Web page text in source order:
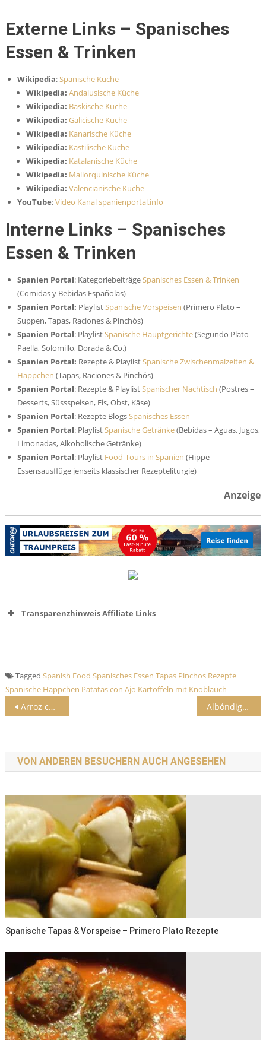
Externe Links – Spanisches
Essen & Trinken
Wikipedia: Spanische Küche
Wikipedia: Andalusische Küche
Wikipedia: Baskische Küche
Wikipedia: Galicische Küche
Wikipedia: Kanarische Küche
Wikipedia: Kastilische Küche
Wikipedia: Katalanische Küche
Wikipedia: Mallorquinische Küche
Wikipedia: Valencianische Küche
YouTube:Video Kanal spanienportal.info
Interne Links – Spanisches
Essen & Trinken
Spanien Portal: Kategoriebeiträge Spanisches Essen & Trinken
(Comidas y Bebidas Españolas)
Spanien Portal: Playlist Spanische Vorspeisen (Primero Plato –
Suppen, Tapas, Raciones & Pinchós)
Spanien Portal: Playlist Spanische Hauptgerichte(Segundo Plato –
Paella, Solomillo, Dorada & Co.)
Spanien Portal: Rezepte & Playlist Spanische Zwischenmalzeiten &
Häppchen (Tapas, Raciones & Pinchós)
Spanien Portal: Rezepte & Playlist Spanischer Nachtisch (Postres –
Desserts, Süssspeisen, Eis, Obst, Käse)
Spanien Portal: Rezepte Blogs Spanisches Essen
Spanien Portal: Playlist Spanische Getränke(Bebidas – Aguas, Jugos,
Limonadas, Alkoholische Getränke)
Spanien Portal: Playlist Food-Tours in Spanien (Hippe
Essensausflüge jenseits klassischer Rezepteliturgie)
Anzeige
Transparenzhinweis Affiliate Links
Tagged Spanish Food Spanisches Essen Tapas Pinchos Rezepte
Spanische Häppchen Patatas con Ajo Kartoffeln mit Knoblauch
Beitrags-Navigation
Arroz con Leche Rezept (deutsch) Albóndigas Rezept (deutsch)
VON ANDEREN BESUCHERN AUCH ANGESEHEN
Spanische Tapas & Vorspeise – Primero Plato Rezepte